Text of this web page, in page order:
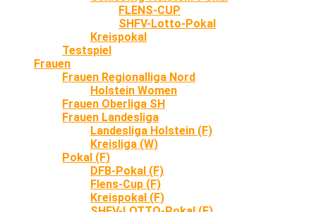
FLENS-CUP
SHFV-Lotto-Pokal
Kreispokal
Testspiel
Frauen
Frauen Regionalliga Nord
Holstein Women
Frauen Oberliga SH
Frauen Landesliga
Landesliga Holstein (F)
Kreisliga (W)
Pokal (F)
DFB-Pokal (F)
Flens-Cup (F)
Kreispokal (F)